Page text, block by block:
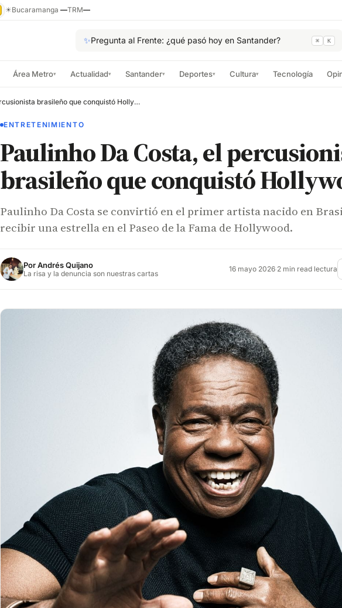
☀Bucaramanga—TRM—
✨Pregunta al Frente: ¿qué pasó hoy en Santander? ⌘ K
Área Metro▾ Actualidad▾ Santander▾ Deportes▾ Cultura▾ Tecnología
Paulinho Da Costa, el percusionista brasileño que conquistó Hollywood
ENTRETENIMIENTO
Paulinho Da Costa, el
brasileño que conquistó
Paulinho Da Costa se convirtió en el primer artista nacido en
recibir una estrella en el Paseo de la Fama de Hollywood.
PorAndrés Quijano
La risa y la denuncia son nuestras cartas 16 mayo 2026·2 min read lectura